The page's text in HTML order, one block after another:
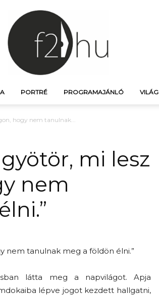
PORTRÉ PROGRAMAJÁNLÓ VILÁG
hogy nem tanulnak...
mi lesz
nem
látta meg a napvilágot. Apja
lépve jogot kezdett hallgatni,